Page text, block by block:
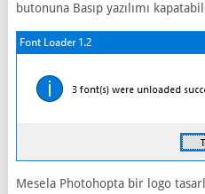
butonuna Basıp yazılımı
Mesela Photohopta bir logo